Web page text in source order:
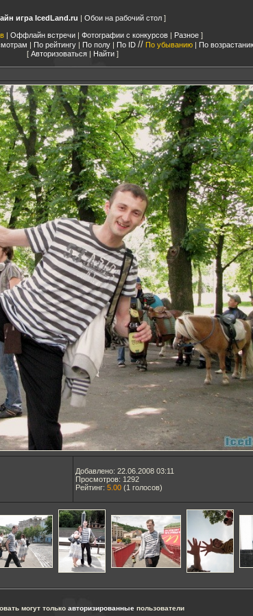
игра IcedLand.ru | Обои на рабочий стол
| Оффлайн встречи| Фотографии с конкурсов| Разное
| По рейтингу | По полу | По ID // По убыванию | По
Авторизоваться | Найти
Добавлено: 22.06.2008 03:11
Просмотров: 1292
Рейтинг: 5.00 (1 голосов)
могут только авторизированныепользователи